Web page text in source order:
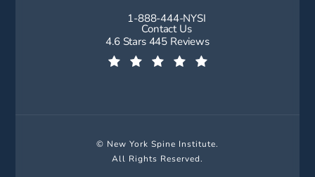
Call New York Spine Institute on
1-888-444-NYSI
Contact Us
New York Spine Institute reviews:
4.6 Stars 445 Reviews
© New York Spine Institute.
All Rights Reserved.